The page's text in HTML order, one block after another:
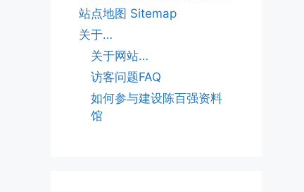
站点地图 Sitemap
关于…
关于网站…
访客问题FAQ
如何参与建设陈百强资料
馆